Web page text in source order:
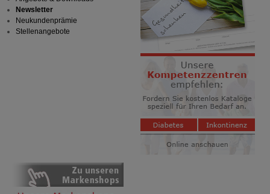
Newsletter
Neukundenprämie
Stellenangebote